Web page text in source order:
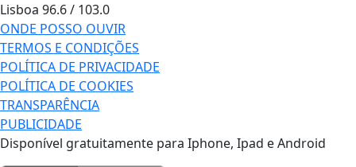
Lisboa 96.6 / 103.0
ONDE POSSO OUVIR
TERMOS E CONDIÇÕES
POLÍTICA DE PRIVACIDADE
POLÍTICA DE COOKIES
TRANSPARÊNCIA
PUBLICIDADE
Disponível gratuitamente para Iphone, Ipad e Android